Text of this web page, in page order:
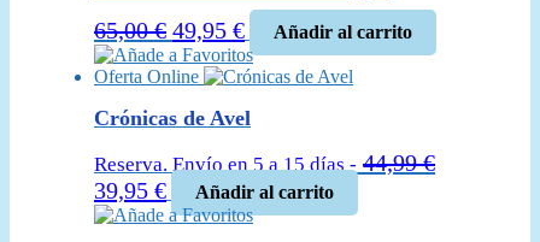
65,00€ El
precio
original
era:
49,95 €El
precio
actual
es:
Añadir al carrito
Añade a Favoritos
Oferta Online
Crónicas de Avel
Reserva. Envío en 5 a 15 días - 44,99€
El
precio
39,95 €El
precio
Añadir al carrito
Añade a Favoritos